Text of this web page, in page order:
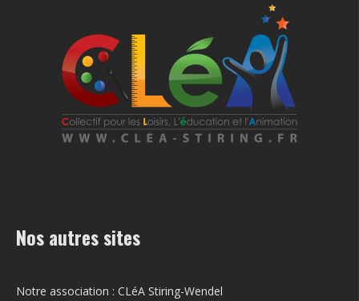
Nos autres sites
Notre association : CLéA Stiring-Wendel